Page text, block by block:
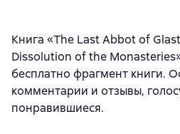
Книга «The Last Abbot of
Dissolution of the
бесплатно фрагмент книги.
комментарии и отзывы,
понравившиеся.